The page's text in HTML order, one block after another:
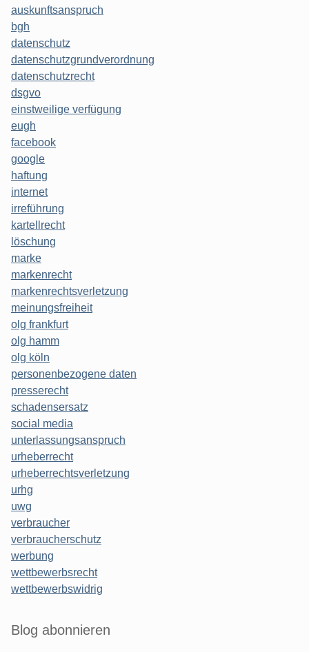
auskunftsanspruch
bgh
datenschutz
datenschutzgrundverordnung
datenschutzrecht
dsgvo
einstweilige verfügung
eugh
facebook
google
haftung
internet
irreführung
kartellrecht
löschung
marke
markenrecht
markenrechtsverletzung
meinungsfreiheit
olg frankfurt
olg hamm
olg köln
personenbezogene daten
presserecht
schadensersatz
social media
unterlassungsanspruch
urheberrecht
urheberrechtsverletzung
urhg
uwg
verbraucher
verbraucherschutz
werbung
wettbewerbsrecht
wettbewerbswidrig
Blog abonnieren